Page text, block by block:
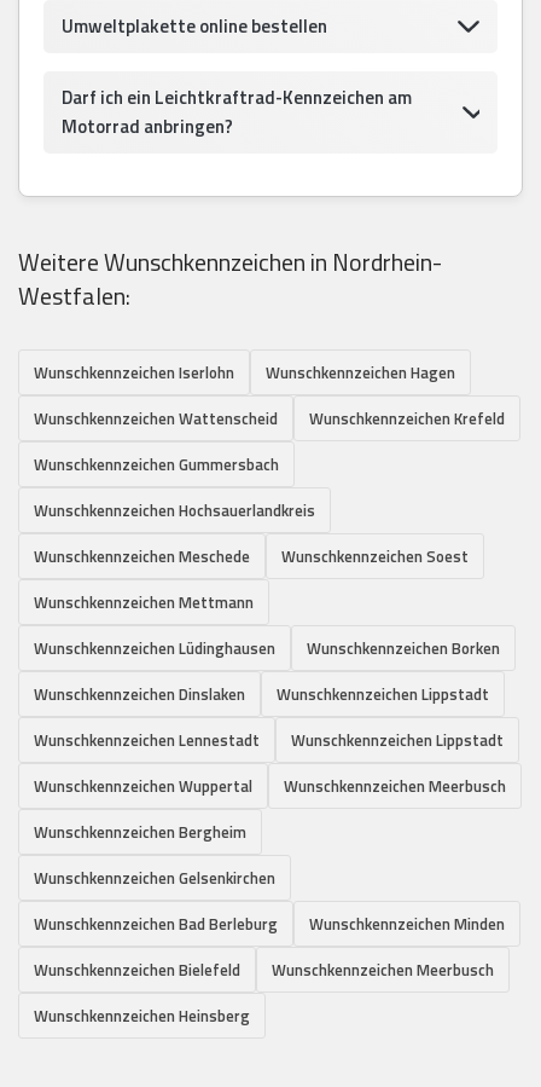
Umweltplakette online bestellen
Darf ich ein Leichtkraftrad-Kennzeichen am
Motorrad anbringen?
Weitere Wunschkennzeichen in Nordrhein-
Westfalen:
Wunschkennzeichen Iserlohn
Wunschkennzeichen Hagen
Wunschkennzeichen Wattenscheid
Wunschkennzeichen Krefeld
Wunschkennzeichen Gummersbach
Wunschkennzeichen Hochsauerlandkreis
Wunschkennzeichen Meschede
Wunschkennzeichen Soest
Wunschkennzeichen Mettmann
Wunschkennzeichen Lüdinghausen
Wunschkennzeichen Borken
Wunschkennzeichen Dinslaken
Wunschkennzeichen Lippstadt
Wunschkennzeichen Lennestadt
Wunschkennzeichen Lippstadt
Wunschkennzeichen Wuppertal
Wunschkennzeichen Meerbusch
Wunschkennzeichen Bergheim
Wunschkennzeichen Gelsenkirchen
Wunschkennzeichen Bad Berleburg
Wunschkennzeichen Minden
Wunschkennzeichen Bielefeld
Wunschkennzeichen Meerbusch
Wunschkennzeichen Heinsberg